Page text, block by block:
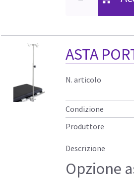
ASTA
N. articolo
Condizione
Produttore
Descrizione
Opzione